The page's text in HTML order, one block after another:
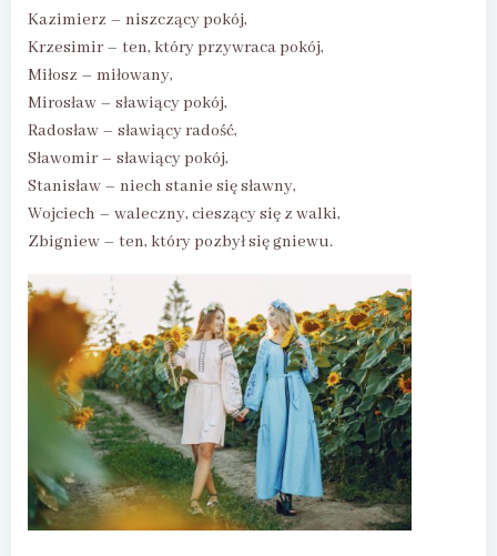
Kazimierz – niszczący pokój,
Krzesimir – ten, który przywraca pokój,
Miłosz – miłowany,
Mirosław – sławiący pokój,
Radosław – sławiący radość,
Sławomir – sławiący pokój,
Stanisław – niech stanie się sławny,
Wojciech – waleczny, cieszący się z walki,
Zbigniew – ten, który pozbył się gniewu.